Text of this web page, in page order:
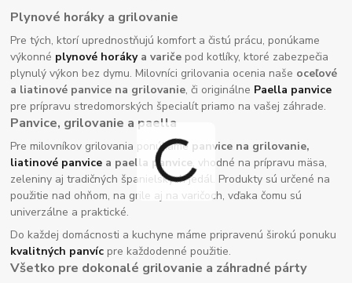
Plynové horáky a grilovanie
Pre tých, ktorí uprednostňujú komfort a čistú prácu, ponúkame
výkonné plynové horákya variče pod kotlíky, ktoré zabezpečia
plynulý výkon bez dymu. Milovníci grilovania ocenia naše oceľové
a liatinové panvice na grilovanie, či originálne Paella panvice
pre prípravu stredomorských špecialít priamo na vašej záhrade.
Panvice, grilovanie a paella
Pre milovníkov grilovania ponúkame panvice na grilovanie,
liatinové panvice a paella panvice, vhodné na prípravu mäsa,
zeleniny aj tradičných španielskych jedál. Produkty sú určené na
použitie nad ohňom, na grile aj na varičoch, vďaka čomu sú
univerzálne a praktické.
Do každej domácnosti a kuchyne máme pripravenú širokú ponuku
kvalitných panvíc pre každodenné použitie.
Všetko pre dokonalé grilovanie a záhradné párty